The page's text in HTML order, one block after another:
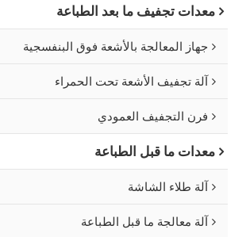
معدات تجفيف ما بعد الطباعة
جهاز المعالجة بالأشعة فوق البنفسجية
آلة تجفيف الأشعة تحت الحمراء
فرن التجفيف العمودي
معدات ما قبل الطباعة
آلة طلاء الشاشة
آلة معالجة ما قبل الطباعة